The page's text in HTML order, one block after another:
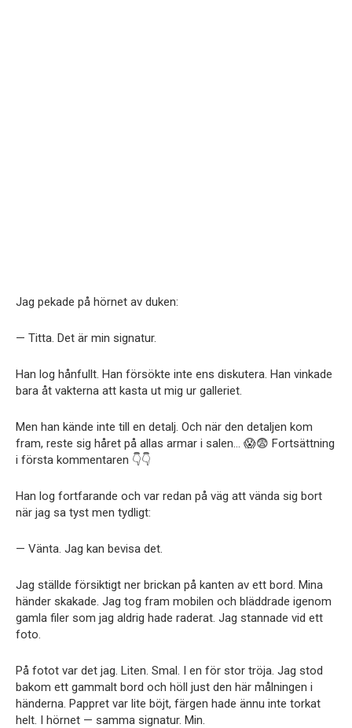
Jag pekade på hörnet av duken:
— Titta. Det är min signatur.
Han log hånfullt. Han försökte inte ens diskutera. Han vinkade
bara åt vakterna att kasta ut mig ur galleriet.
Men han kände inte till en detalj. Och när den detaljen kom
fram, reste sig håret på allas armar i salen… 😱😨 Fortsättning
i första kommentaren 👇👇
Han log fortfarande och var redan på väg att vända sig bort
när jag sa tyst men tydligt:
— Vänta. Jag kan bevisa det.
Jag ställde försiktigt ner brickan på kanten av ett bord. Mina
händer skakade. Jag tog fram mobilen och bläddrade igenom
gamla filer som jag aldrig hade raderat. Jag stannade vid ett
foto.
På fotot var det jag. Liten. Smal. I en för stor tröja. Jag stod
bakom ett gammalt bord och höll just den här målningen i
händerna. Pappret var lite böjt, färgen hade ännu inte torkat
helt. I hörnet — samma signatur. Min.